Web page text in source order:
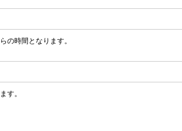
の時間となります。
す。